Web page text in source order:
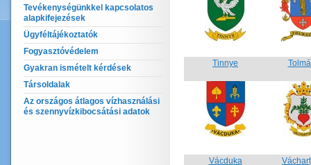
Tevékenységünkkel kapcsolatos
alapkifejezések
Ügyféltájékoztatók
Fogyasztóvédelem
Gyakran ismételt kérdések
Társoldalak
Az országos átlagos vízhasználási
és szennyvízkibocsátási adatok
Tinnye
Vácduka